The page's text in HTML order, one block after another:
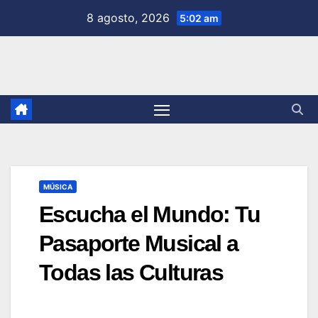
8 agosto, 2026 5:02 am
MÚSICA
Escucha el Mundo: Tu
Pasaporte Musical a
Todas las Culturas